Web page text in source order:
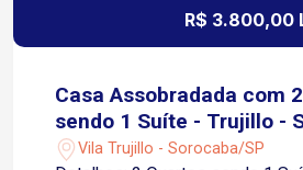
R$ 3.800,00
Casa Assobradada com
sendo 1 Suíte - Trujillo -
Vila Trujillo - Sorocaba/SP